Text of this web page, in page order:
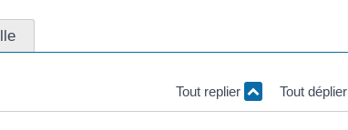
Tout replier Tout déplier